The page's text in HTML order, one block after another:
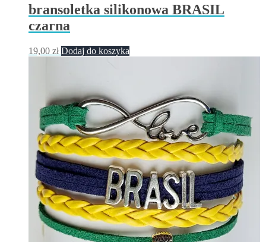
bransoletka silikonowa BRASIL
czarna
19,00 zł Dodaj do koszyka